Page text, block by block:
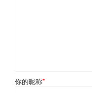
你的昵称*